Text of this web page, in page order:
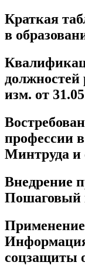
Краткая
в
должностей
изм. от
профессии
Минтруда и
Внедрение
Пошаговый
соцзащиты